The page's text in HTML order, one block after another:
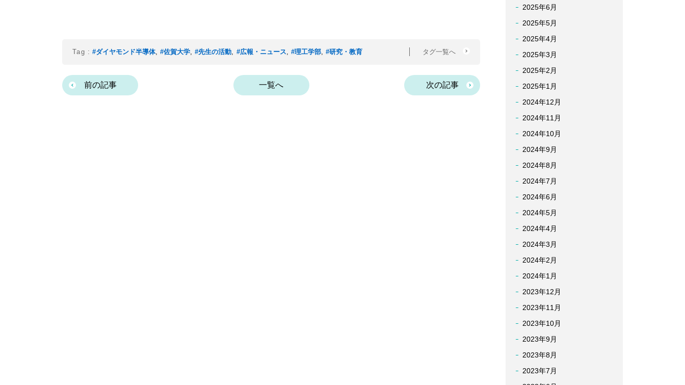
Tag : #ダイヤモンド半導体, #佐賀大学 #先生の活動 #広報・ニュース #理工学部, #研究・教育 タグ一覧へ
前の記事 一覧へ 次の記事
2025年6月
2025年5月
2025年4月
2025年3月
2025年2月
2025年1月
2024年12月
2024年11月
2024年10月
2024年9月
2024年8月
2024年7月
2024年6月
2024年5月
2024年4月
2024年3月
2024年2月
2024年1月
2023年12月
2023年11月
2023年10月
2023年9月
2023年8月
2023年7月